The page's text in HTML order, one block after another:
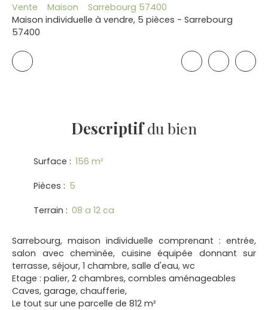
Vente Maison
Sarrebourg 57400
Maison individuelle à vendre, 5 pièces - Sarrebourg
57400
Descriptifdu bien
Surface : 156 m²
Pièces : 5
Terrain : 08 a 12 ca
Sarrebourg, maison individuelle comprenant : entrée,
salon avec cheminée, cuisine équipée donnant sur
terrasse, séjour, 1 chambre, salle d'eau, wc
Etage : palier, 2 chambres, combles aménageables
Caves, garage, chaufferie,
Le tout sur une parcelle de 812 m²